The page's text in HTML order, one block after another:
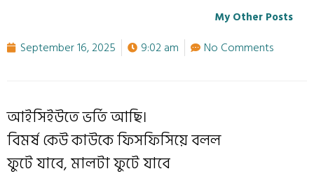
My Other Posts
September 16, 2025 9:02 am No Comments
আইসিইউতে ভর্তি আছি।
বিমর্ষ কেউ কাউকে ফিসফিসিয়ে বলল
ফুটে যাবে, মালটা ফুটে যাবে